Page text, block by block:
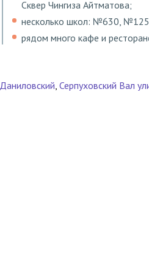
Сквер Чингиза Айтматова;
несколько школ: №630,
рядом много кафе и
Даниловский Серпуховский Вал